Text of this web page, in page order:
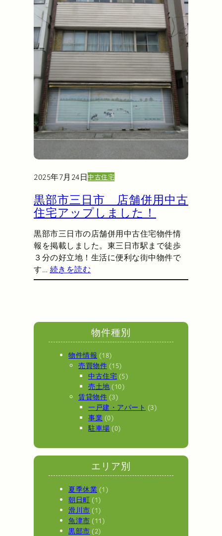
2025年7月24日中古住宅
黒部市三日市 店舗併用中古
住宅アップしました！
黒部市三日市の店舗併用中古住宅物件情
報を掲載しました。東三日市駅まで徒歩
３分の好立地！生活に便利な街中物件で
す… 続きを読む
物件種別
物件情報 (18)
売買物件 (15)
中古住宅 (5)
売土地 (10)
賃貸物件 (3)
一戸建・アパート (3)
事業 (0)
駐車場 (0)
エリア別
夏季休業 (1)
朝日町 (1)
滑川市 (1)
魚津市 (11)
黒部市 (2)